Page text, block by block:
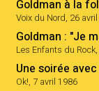
Goldman à la
Voix du Nord, 26
Goldman : "Je
Les Enfants du
Une soirée
Ok!, 7 avril 1986